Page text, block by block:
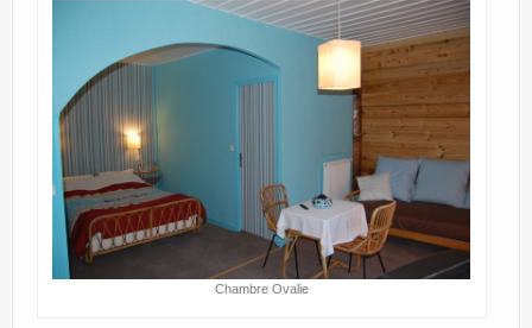
La région
Tarifs & Réservation
Contact – Accès
Chambre Ovalie